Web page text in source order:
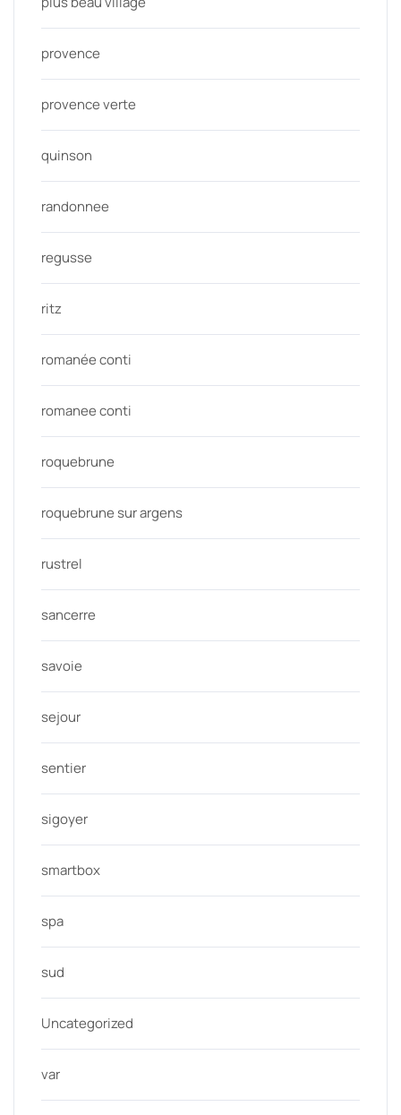
provence
provence verte
quinson
randonnee
regusse
ritz
romanée conti
romanee conti
roquebrune
roquebrune sur argens
rustrel
sancerre
savoie
sejour
sentier
sigoyer
smartbox
spa
sud
Uncategorized
var